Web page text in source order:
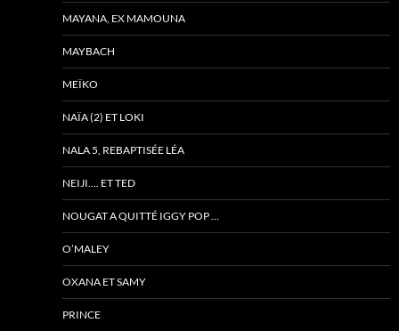
MAYANA, EX MAMOUNA
MAYBACH
MEÏKO
NAÏA (2) ET LOKI
NALA 5, REBAPTISÉE LÉA
NEIJI…. ET TED
NOUGAT A QUITTÉ IGGY POP …
O’MALEY
OXANA ET SAMY
PRINCE